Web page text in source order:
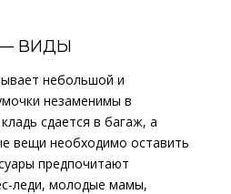
ВИДЫ
небольшой и
незаменимы в
сдается в багаж, а
вещи необходимо оставить
предпочитают
леди, молодые мамы,